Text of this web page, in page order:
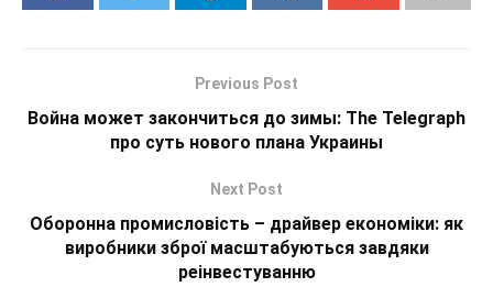
Previous Post
Война может закончиться до зимы: The Telegraph
про суть нового плана Украины
Next Post
Оборонна промисловість – драйвер економіки: як
виробники зброї масштабуються завдяки
реінвестуванню